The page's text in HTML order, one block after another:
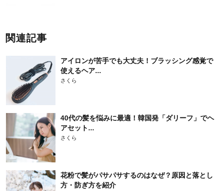
関連記事
アイロンが苦手でも大丈夫！ブラッシング感覚で
使えるヘア...
さくら
40代の髪を悩みに最適！韓国発「ダリーフ」でヘ
アセット...
さくら
花粉で髪がパサパサするのはなぜ？原因と落とし
方・防ぎ方を紹介